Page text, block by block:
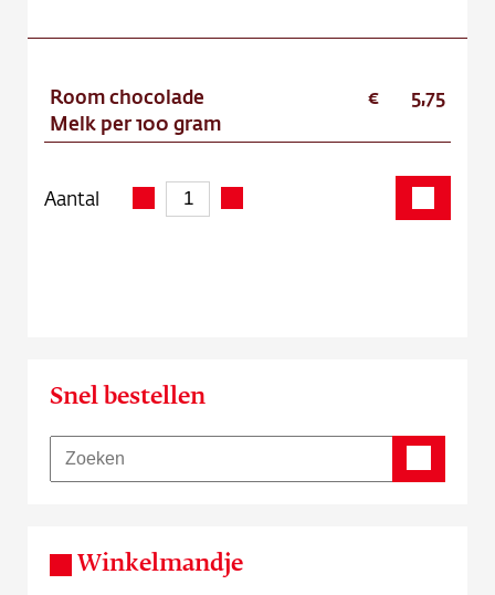
Room chocolade
Melk per 100 gram
5,75
Aantal
Snel bestellen
Winkelmandje